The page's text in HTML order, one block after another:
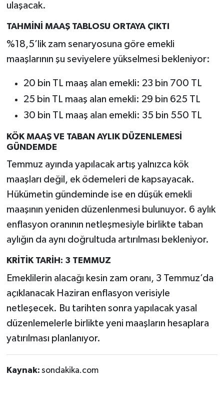
ulaşacak.
TAHMİNİ MAAŞ TABLOSU ORTAYA ÇIKTI
%18,5’lik zam senaryosuna göre emekli
maaşlarının şu seviyelere yükselmesi bekleniyor:
20 bin TL maaş alan emekli: 23 bin 700 TL
25 bin TL maaş alan emekli: 29 bin 625 TL
30 bin TL maaş alan emekli: 35 bin 550 TL
KÖK MAAŞ VE TABAN AYLIK DÜZENLEMESİ
GÜNDEMDE
Temmuz ayında yapılacak artış yalnızca kök
maaşları değil, ek ödemeleri de kapsayacak.
Hükümetin gündeminde ise en düşük emekli
maaşının yeniden düzenlenmesi bulunuyor. 6 aylık
enflasyon oranının netleşmesiyle birlikte taban
aylığın da aynı doğrultuda artırılması bekleniyor.
KRİTİK TARİH: 3 TEMMUZ
Emeklilerin alacağı kesin zam oranı, 3 Temmuz’da
açıklanacak Haziran enflasyon verisiyle
netleşecek. Bu tarihten sonra yapılacak yasal
düzenlemelerle birlikte yeni maaşların hesaplara
yatırılması planlanıyor.
Kaynak: sondakika.com